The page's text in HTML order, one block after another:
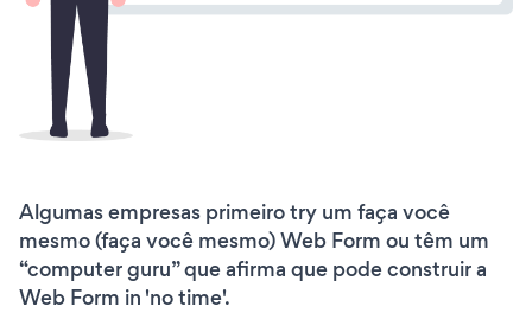
Algumas empresas primeiro try um faça você
mesmo (faça você mesmo) Web Form ou têm um
“computer guru” que afirma que pode construir a
Web Form in 'no time'.